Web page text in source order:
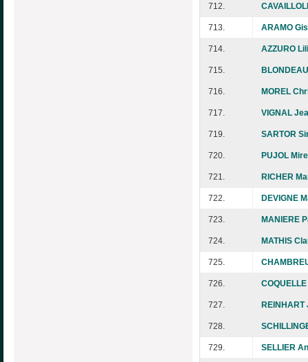
712.
713. ARAMO
714. AZZURO
715.
716. MOREL
717. VIGNAL
719. SARTOR
720. PUJOL
721. RICHER
722. DEVIGNE
723. MANIERE
724. MATHIS
725.
726.
727.
728.
729. SELLIER